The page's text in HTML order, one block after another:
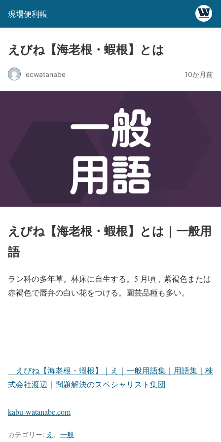
現場便利帳
えびね【海老根・蝦根】とは
ecwatanabe 10か月前
えびね【海老根・蝦根】とは｜一般用
語
ラン科の多年草。林床に自生する。5 月頃，紫褐色または
赤褐色で唇弁の白い花をつける。園芸品種も多い。
えびね【海老根・蝦根】｜え｜一般用語集｜用語集｜株
式会社渡辺｜問題解決のスペシャリスト集団
kabu-watanabe.com
カテゴリー: え 一般